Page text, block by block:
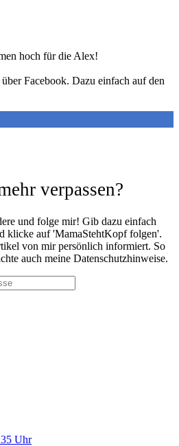
hoch für die Alex!
Facebook. Dazu einfach auf den
verpassen?
und folge mir! Gib dazu einfach
klicke auf 'MamaStehtKopf folgen'.
von mir persönlich informiert. So
auch meine Datenschutzhinweise.
Uhr